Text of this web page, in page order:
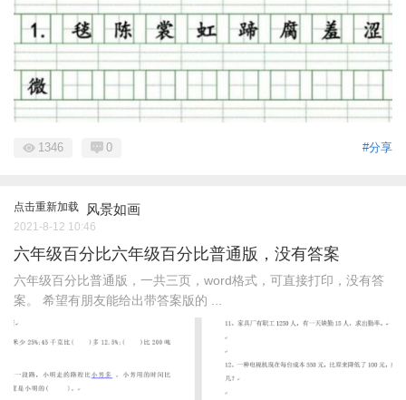
#分享
1346 0
点击重新加载 风景如画
2021-8-12 10:46
六年级百分比六年级百分比普通版，没有答案
六年级百分比普通版，一共三页，word格式，可直接打印，没有答
案。 希望有朋友能给出带答案版的 ...